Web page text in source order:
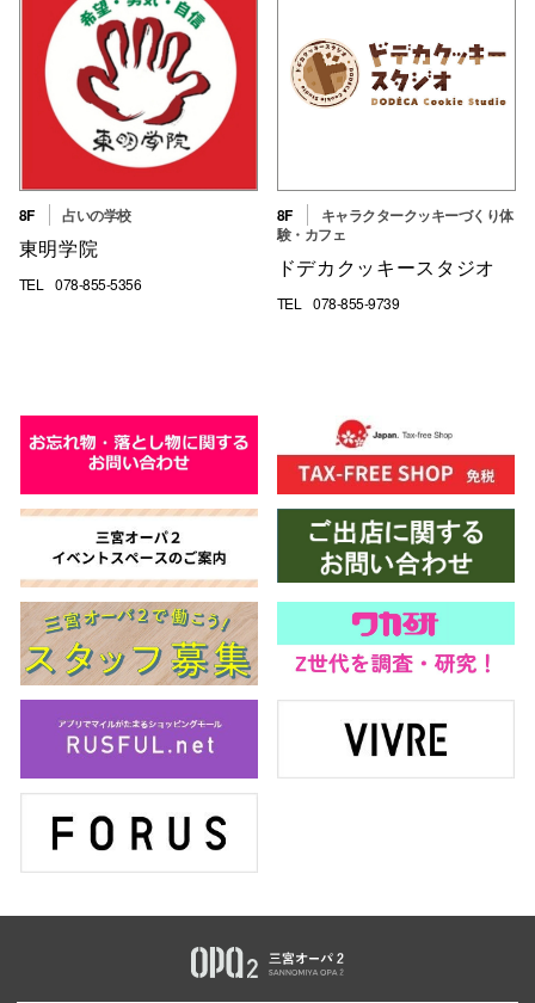
8F 占いの学校
東明学院
TEL 078-855-5356
8F
キャラクタークッキーづくり体
験・カフェ
ドデカクッキースタジオ
TEL 078-855-9739